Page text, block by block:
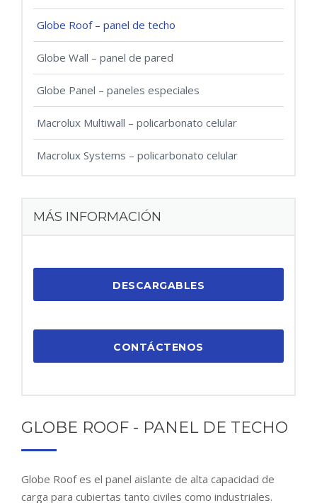
Globe Roof – panel de techo
Globe Wall – panel de pared
Globe Panel – paneles especiales
Macrolux Multiwall – policarbonato celular
Macrolux Systems – policarbonato celular
MÁS INFORMACIÓN
DESCARGABLES
CONTÁCTENOS
GLOBE ROOF - PANEL DE TECHO
Globe Roof es el panel aislante de alta capacidad de
carga para cubiertas tanto civiles como industriales.